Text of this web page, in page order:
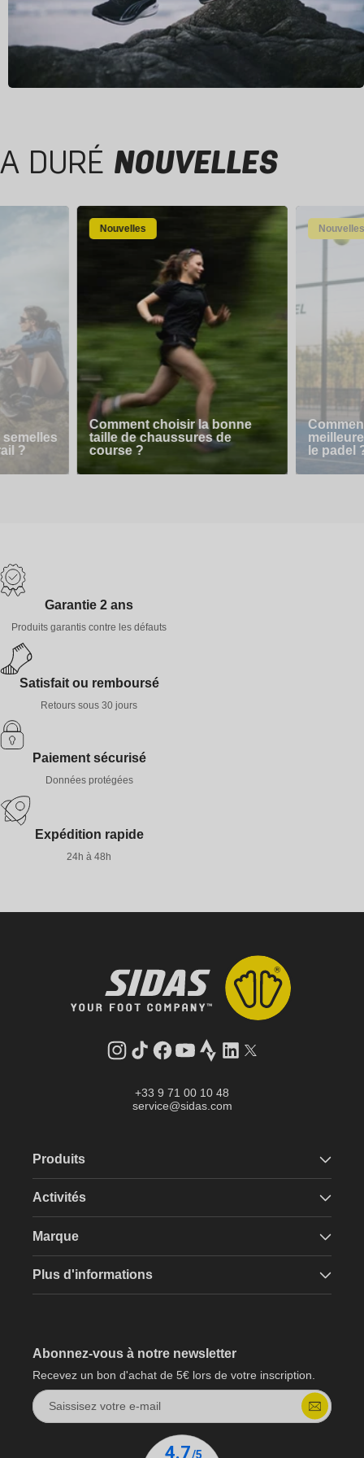
A DURÉ NOUVELLES
?
Nouvelles
Comment choisir la bonne
taille de chaussures de
course ?
Nouvelles
le padel
Garantie 2 ans
Produits garantis contre les défauts
Satisfait ou remboursé
Retours sous 30 jours
Paiement sécurisé
Données protégées
Expédition rapide
24h à 48h
Instagram
Tik
Facebook
YouTube
StravaLinkedInTwitter
+33 9 71 00 10 48
service@sidas.com
Produits
Activités
Marque
Plus d'informations
Abonnez-vous à notre newsletter
Recevez un bon d'achat de 5€ lors de votre inscription.
Saissisez votre e-mail